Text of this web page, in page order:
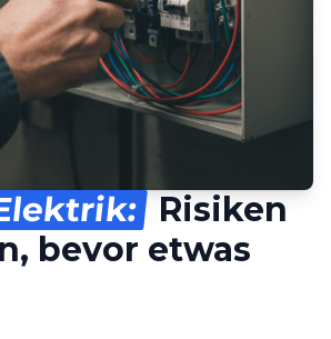
Risiken
bevor etwas